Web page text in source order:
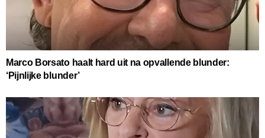
Marco Borsato haalt hard uit na opvallende blunder:
‘Pijnlijke blunder’